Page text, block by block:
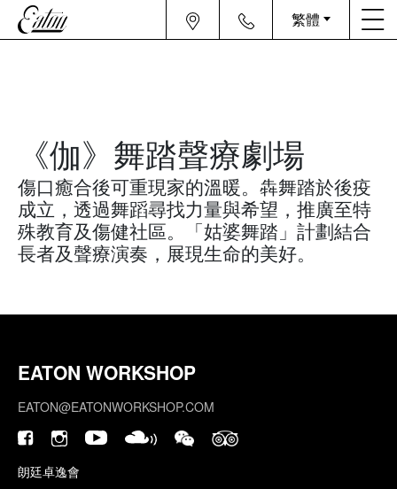
繁體
《伽》舞踏聲療劇場
傷口癒合後可重現家的溫暖。犇舞踏於後疫
成立，透過舞蹈尋找力量與希望，推廣至特
殊教育及傷健社區。「姑婆舞踏」計劃結合
長者及聲療演奏，展現生命的美好。
EATON WORKSHOP
EATON@EATONWORKSHOP.COM
朗廷卓逸會